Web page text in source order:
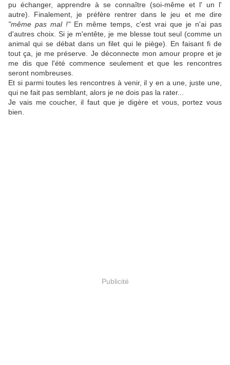
pu échanger, apprendre à se connaître (soi-même et l' un l'
autre). Finalement, je préfère rentrer dans le jeu et me dire
"même pas mal !"En même temps, c'est vrai que je n'ai pas
d'autres choix. Si je m'entête, je me blesse tout seul (comme un
animal qui se débat dans un filet qui le piège). En faisant fi de
tout ça, je me préserve. Je déconnecte mon amour propre et je
me dis que l'été commence seulement et que les rencontres
seront nombreuses.
Et si parmi toutes les rencontres à venir, il y en a une, juste une,
qui ne fait pas semblant, alors je ne dois pas la rater...
Je vais me coucher, il faut que je digère et vous, portez vous
bien.
Publicité